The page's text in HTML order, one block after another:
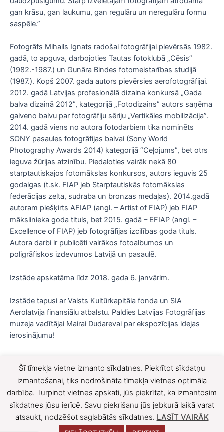
gan krāsu, gan laukumu, gan regulāru un neregulāru formu
saspēle.”
Fotogrāfs Mihails Ignats radošai fotogrāfijai pievērsās 1982.
gadā, to apguva, darbojoties Tautas fotoklubā „Cēsis”
(1982.-1987.) un Gunāra Bindes fotomeistarības studijā
(1987.). Kopš 2007. gada autors pievērsies aerofotogrāfijai.
2012. gadā Latvijas profesionālā dizaina konkursā „Gada
balva dizainā 2012”, kategorijā „Fotodizains” autors saņēma
galveno balvu par fotogrāfiju sēriju „Vertikāles mobilizācija”.
2014. gadā viens no autora fotodarbiem tika nominēts
SONY pasaules fotogrāfijas balvai (Sony World
Photography Awards 2014) kategorijā “Ceļojums”, bet otrs
ieguva žūrijas atzinību. Piedaloties vairāk nekā 80
starptautiskajos fotomākslas konkursos, autors ieguvis 25
godalgas (t.sk. FIAP jeb Starptautiskās fotomākslas
federācijas zelta, sudraba un bronzas medaļas). 2014.gadā
autoram piešķirts AFIAP (angl. – Artist of FIAP) jeb FIAP
mākslinieka goda tituls, bet 2015. gadā – EFIAP (angl. –
Excellence of FIAP) jeb fotogrāfijas izcilības goda tituls.
Autora darbi ir publicēti vairākos fotoalbumos un
poligrāfiskos izdevumos Latvijā un pasaulē.
Izstāde apskatāma līdz 2018. gada 6. janvārim.
Izstāde tapusi ar Valsts Kultūrkapitāla fonda un SIA
Aerolatvija finansiālu atbalstu. Paldies Latvijas Fotogrāfijas
muzeja vadītājai Mairai Dudarevai par ekspozīcijas idejas
ierosinājumu!
F
a
c
X
Šī tīmekļa vietne izmanto sīkdatnes. Piekrītot sīkdatņu
izmantošanai, tiks nodrošināta tīmekļa vietnes optimāla
darbība. Turpinot vietnes apskati, jūs piekrītat, ka izmantosim
sīkdatnes jūsu ierīcē. Savu piekrišanu jūs jebkurā laikā varat
atsaukt, nodzēšot saglabātās sīkdatnes. LASĪT VAIRĀK